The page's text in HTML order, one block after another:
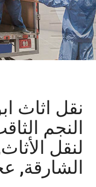
نقل اثاث
النجم
لنقل
الشارقة,